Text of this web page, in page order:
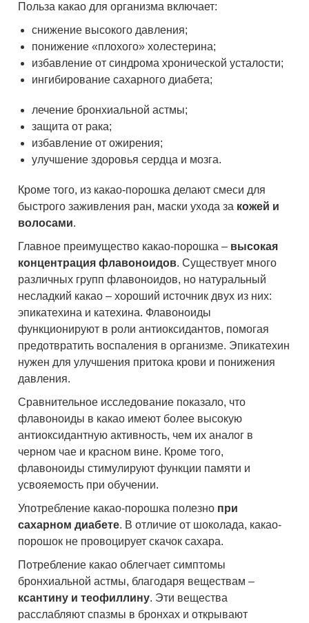
Польза какао для организма включает:
снижение высокого давления;
понижение «плохого» холестерина;
избавление от синдрома хронической усталости;
ингибирование сахарного диабета;
лечение бронхиальной астмы;
защита от рака;
избавление от ожирения;
улучшение здоровья сердца и мозга.
Кроме того, из какао-порошка делают смеси для
быстрого заживления ран, маски ухода за кожей и
волосами.
Главное преимущество какао-порошка – высокая
концентрация флавоноидов. Существует много
различных групп флавоноидов, но натуральный
несладкий какао – хороший источник двух из них:
эпикатехина и катехина. Флавоноиды
функционируют в роли антиоксидантов, помогая
предотвратить воспаления в организме. Эпикатехин
нужен для улучшения притока крови и понижения
давления.
Сравнительное исследование показало, что
флавоноиды в какао имеют более высокую
антиоксидантную активность, чем их аналог в
черном чае и красном вине. Кроме того,
флавоноиды стимулируют функции памяти и
усвояемость при обучении.
Употребление какао-порошка полезно при
сахарном диабете. В отличие от шоколада, какао-
порошок не провоцирует скачок сахара.
Потребление какао облегчает симптомы
бронхиальной астмы, благодаря веществам –
ксантину и теофиллину. Эти вещества
расслабляют спазмы в бронхах и открывают